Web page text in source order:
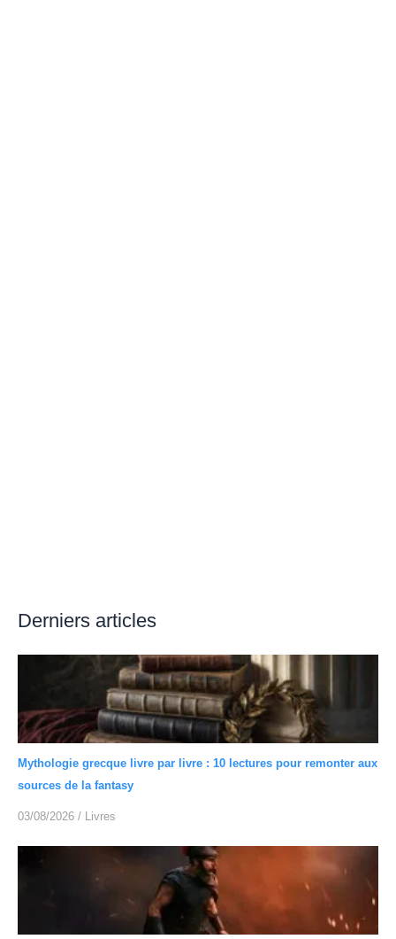
Derniers articles
Mythologie grecque livre par livre : 10 lectures pour remonter aux
sources de la fantasy
03/08/2026 / Livres